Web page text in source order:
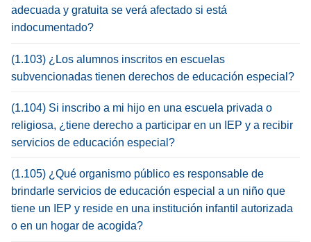
adecuada y gratuita se verá afectado si está
indocumentado?
(1.103) ¿Los alumnos inscritos en escuelas
subvencionadas tienen derechos de educación especial?
(1.104) Si inscribo a mi hijo en una escuela privada o
religiosa, ¿tiene derecho a participar en un IEP y a recibir
servicios de educación especial?
(1.105) ¿Qué organismo público es responsable de
brindarle servicios de educación especial a un niño que
tiene un IEP y reside en una institución infantil autorizada
o en un hogar de acogida?